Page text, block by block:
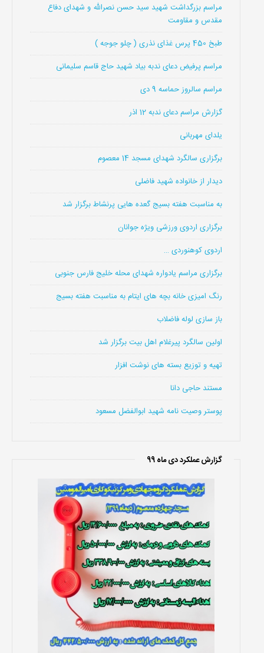
مراسم بزرگداشت شهید سید حسن نصرالله و شهدای دفاع
مقدس و مقاومت
طبخ 450 پرس غذای نذری ( چلو جوجه )
مراسم پرفیض دعای ندبه بیاد شهید حاج قاسم سلیمانی
مراسم سالروز حماسه 9 دی
گزارش مراسم دعای ندبه 12 اذر
یلدای مهربانی
برگزاری سالگرد شهدای مسجد 14 معصوم
دیدار از خانواده شهید فاضلی
به مناسبت هفته بسیج گعده هایی پرنشاط برگزار شد
برگزاری اردوی ورزشی ویژه جوانان
اردوی کوهنوردی …
برگزاری مراسم یادواره شهدای محله خلیج فارس جنوبی
رنگ امیزی خانه بچه های ایتام به مناسبت هفته بسیج
باز سازی لوله فاضلاب
اولین سالگرد پیرغلام اهل بیت برگزار شد
تهیه و توزیع بسته های نوشت افزار
مستند حاجی دانا
پوستر وصیت نامه شهید ابوالفضل مسعود
گزارش عملکرد دی ماه 99